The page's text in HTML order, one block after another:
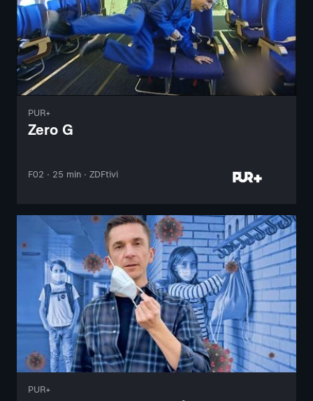
PUR+
Zero G
F02 · 25 min · ZDFtivi
PUR+